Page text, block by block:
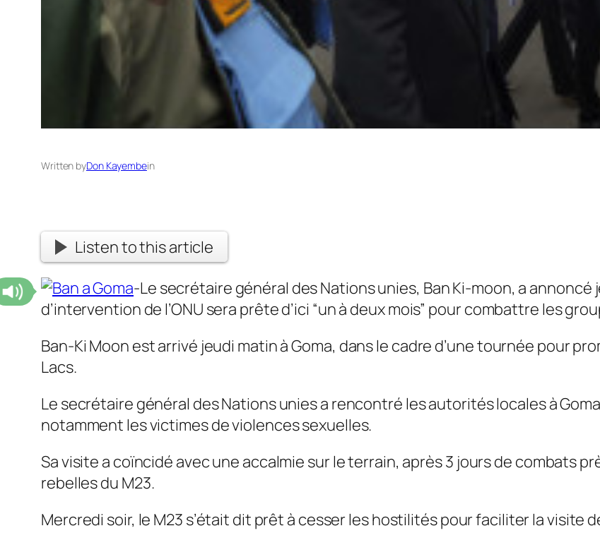
Written byDon Kayembein
Listen to this article
-Le secrétaire général des Nations unies, Ban Ki-moon, a annoncé
d’intervention de l’ONU sera prête d’ici “un à deux mois” pour combattre les
Ban-Ki Moon est arrivé jeudi matin à Goma, dans le cadre d’une tournée pour
Lacs.
Le secrétaire général des Nations unies a rencontré les autorités locales à
notamment les victimes de violences sexuelles.
Sa visite a coïncidé avec une accalmie sur le terrain, après 3 jours de combats
rebelles du M23.
Mercredi soir, le M23 s’était dit prêt à cesser les hostilités pour faciliter la visite